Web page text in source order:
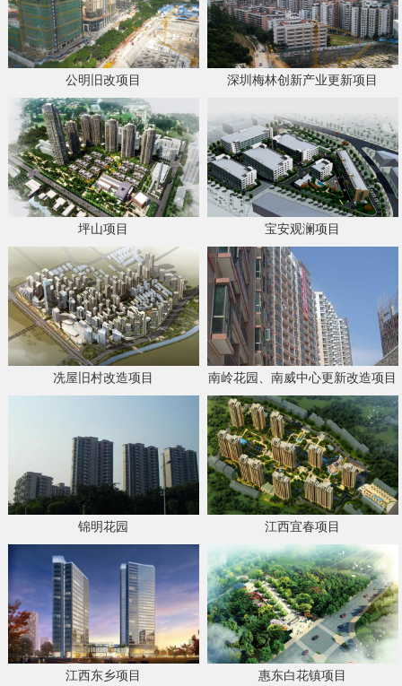
公明旧改项目 深圳梅林创新产业更新项目
坪山项目 宝安观澜项目
冼屋旧村改造项目 南岭花园、南威中心更新改造项目
锦明花园 江西宜春项目
江西东乡项目 惠东白花镇项目